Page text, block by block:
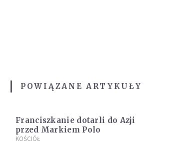
POWIĄZANE ARTYKUŁY
Franciszkanie dotarli do Azji
przed Markiem Polo
KOŚCIÓŁ